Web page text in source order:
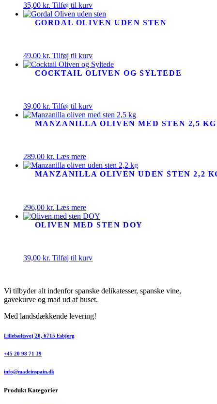
35,00 kr. Tilføj til kurv
GORDAL OLIVEN UDEN STEN
49,00 kr. Tilføj til kurv
COCKTAIL OLIVEN OG SYLTEDE
39,00 kr. Tilføj til kurv
MANZANILLA OLIVEN MED STEN 2,5 KG
289,00 kr. Læs mere
MANZANILLA OLIVEN UDEN STEN 2,2
296,00 kr. Læs mere
OLIVEN MED STEN DOY
39,00 kr. Tilføj til kurv
Vi tilbyder alt indenfor spanske delikatesser, spanske vine,
gavekurve og mad ud af huset.
Med landsdækkende levering!
Lillebæltsvej 20, 6715 Esbjerg
+45 20 98 71 39
info@madeinspain.dk
Produkt Kategorier